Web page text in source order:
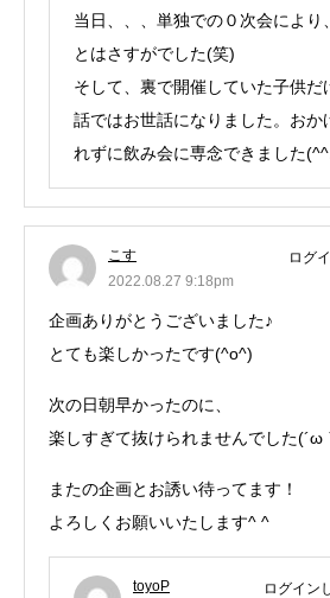
当日、、、単独での０次会により
とはさすがでした(笑)
そして、裏で開催していた子供だ
話ではお世話になりました。おか
れずに飲み会に専念できました
こす
2022.08.27 9:18pm
ログ
企画ありがとうございました♪
とても楽しかったです(^o^)
次の日朝早かったのに、
楽しすぎて抜けられませんでした(´ω
またの企画とお誘い待ってます！
よろしくお願いいたします^ ^
toyoP
ログイン